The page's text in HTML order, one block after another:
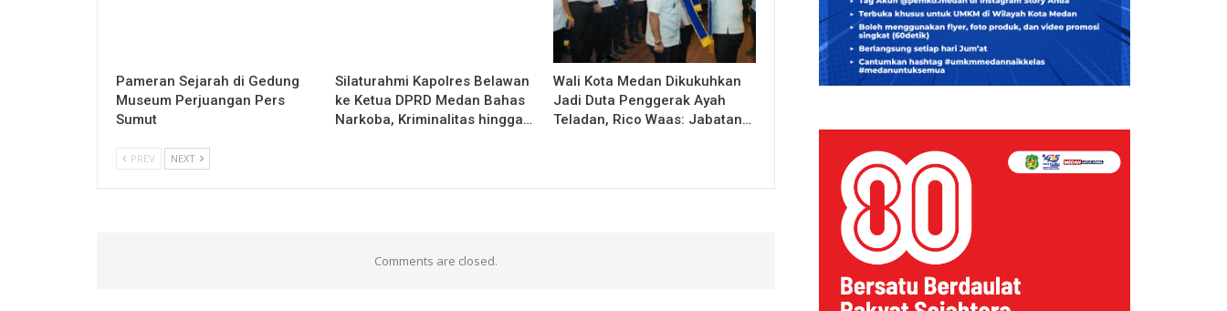
Pameran Sejarah di Gedung
Museum Perjuangan Pers
Sumut
Silaturahmi Kapolres Belawan
ke Ketua DPRD Medan Bahas
Narkoba, Kriminalitas hingga…
Wali Kota Medan Dikukuhkan
Jadi Duta Penggerak Ayah
Teladan, Rico Waas: Jabatan…
PREV NEXT
Comments are closed.